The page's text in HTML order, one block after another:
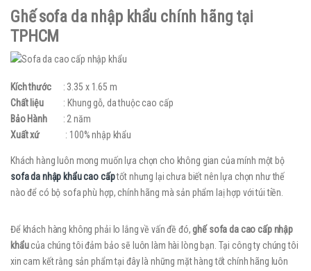
Ghế sofa da nhập khẩu chính hãng tại
TPHCM
Kích thước
: 3.35 x 1.65 m
Chất liệu : Khung gỗ, da thuộc cao cấp
Bảo Hành
: 2 năm
Xuất xứ: 100% nhập khẩu
Khách hàng luôn mong muốn lựa chọn cho không gian của mính một bộ
sofa da nhập khẩu cao cấptốt nhưng lại chưa biết nên lựa chọn như thế
nào để có bộ sofa phù hợp, chính hãng mà sản phẩm laị hợp với túi tiền.
Để khách hàng không phải lo lắng về vấn đề đó,ghế sofa da cao cấp nhập
khẩucủa chúng tôi đảm bảo sẽ luôn làm hài lòng bạn. Tại công ty chúng tôi
xin cam kết rằng sản phẩm tại đây là những mặt hàng tốt chính hãng luôn